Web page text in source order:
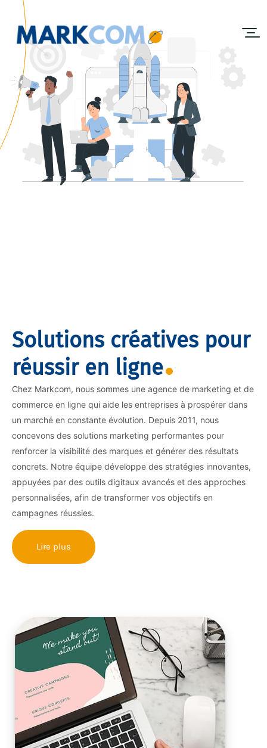
Solutions créatives pour
réussir en ligne
Chez Markcom, nous sommes une agence de marketing et de
commerce en ligne qui aide les entreprises à prospérer dans
un marché en constante évolution. Depuis 2011, nous
concevons des solutions marketing performantes pour
renforcer la visibilité des marques et générer des résultats
concrets. Notre équipe développe des stratégies innovantes,
appuyées par des outils digitaux avancés et des approches
personnalisées, afin de transformer vos objectifs en
campagnes réussies.
Lire plus